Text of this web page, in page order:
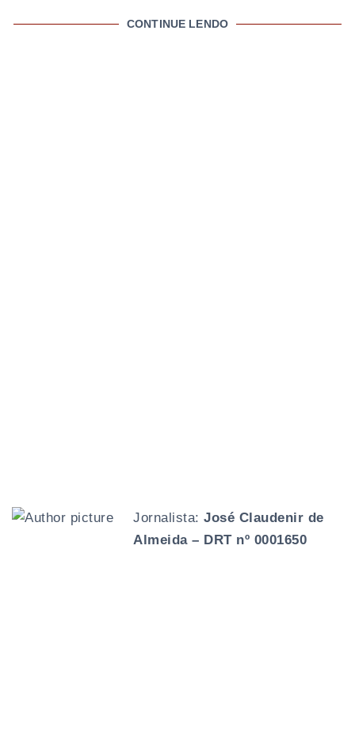
CONTINUE LENDO
Jornalista: José Claudenir de
Almeida – DRT nº 0001650